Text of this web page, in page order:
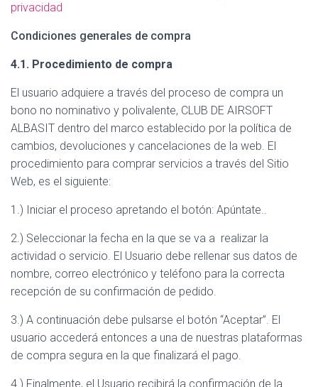
privacidad
Condiciones generales de compra
4.1. Procedimiento de compra
El usuario adquiere a través del proceso de compra un
bono no nominativo y polivalente, CLUB DE AIRSOFT
ALBASIT dentro del marco establecido por la política de
cambios, devoluciones y cancelaciones de la web. El
procedimiento para comprar servicios a través del Sitio
Web, es el siguiente:
1.) Iniciar el proceso apretando el botón: Apúntate..
2.) Seleccionar la fecha en la que se va a realizar la
actividad o servicio. El Usuario debe rellenar sus datos de
nombre, correo electrónico y teléfono para la correcta
recepción de su confirmación de pedido.
3.) A continuación debe pulsarse el botón “Aceptar”. El
usuario accederá entonces a una de nuestras plataformas
de compra segura en la que finalizará el pago.
4.) Finalmente, el Usuario recibirá la confirmación de la